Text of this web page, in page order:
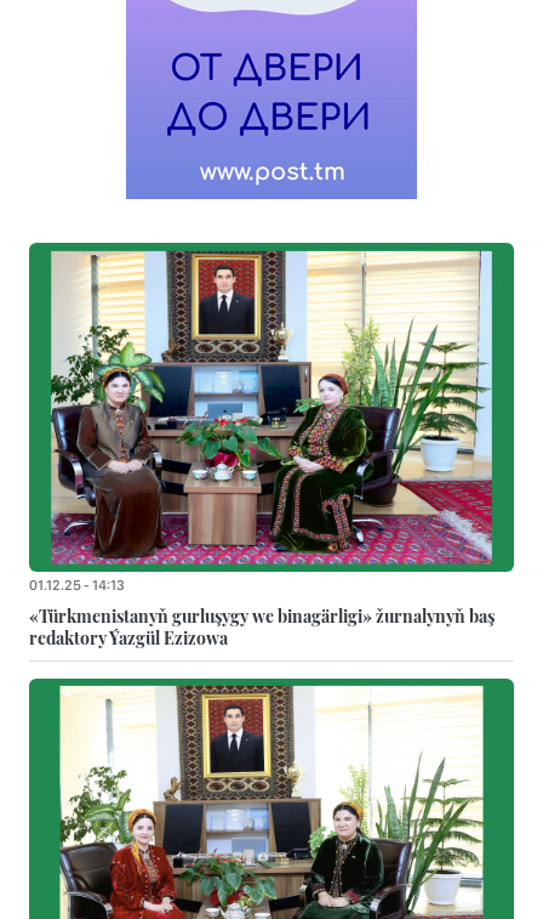
01.12.25 - 14:13
«Türkmenistanyň gurluşygy we binagärligi» žurnalynyň baş
redaktory Ýazgül Ezizowa